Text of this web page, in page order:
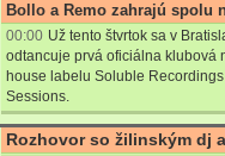
Bollo a Remo zahrajú spolu
00:00 Už tento štvrtok sa v
odtancuje prvá oficiálna klubová
house labelu Soluble
Sessions.
Rozhovor so žilinským dj